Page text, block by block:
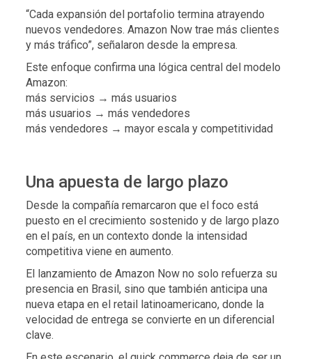
“Cada expansión del portafolio termina atrayendo
nuevos vendedores. Amazon Now trae más clientes
y más tráfico”, señalaron desde la empresa.
Este enfoque confirma una lógica central del modelo
Amazon:
más servicios → más usuarios
más usuarios → más vendedores
más vendedores → mayor escala y competitividad
Una apuesta de largo plazo
Desde la compañía remarcaron que el foco está
puesto en el crecimiento sostenido y de largo plazo
en el país, en un contexto donde la intensidad
competitiva viene en aumento.
El lanzamiento de Amazon Now no solo refuerza su
presencia en Brasil, sino que también anticipa una
nueva etapa en el retail latinoamericano, donde la
velocidad de entrega se convierte en un diferencial
clave.